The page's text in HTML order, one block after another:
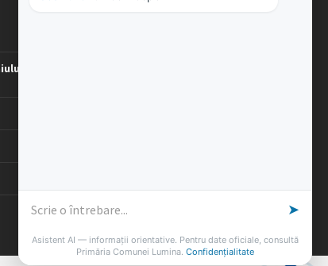
➤
Asistent AI — informații orientative. Pentru date oficiale, consultă
Primăria Comunei Lumina. Confidențialitate